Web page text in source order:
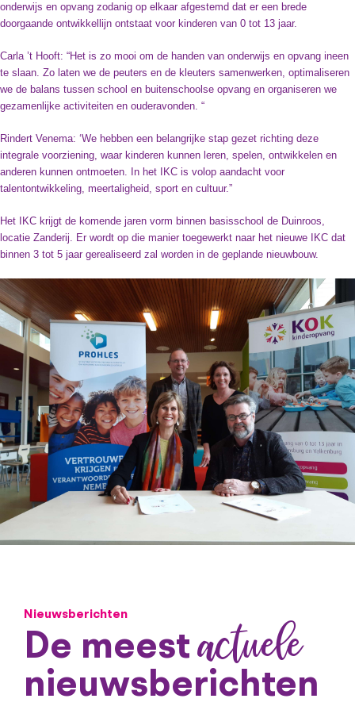
onderwijs en opvang zodanig op elkaar afgestemd dat er een brede
doorgaande ontwikkellijn ontstaat voor kinderen van 0 tot 13 jaar.
Carla ’t Hooft: “Het is zo mooi om de handen van onderwijs en opvang ineen
te slaan. Zo laten we de peuters en de kleuters samenwerken, optimaliseren
we de balans tussen school en buitenschoolse opvang en organiseren we
gezamenlijke activiteiten en ouderavonden. “
Rindert Venema: ‘We hebben een belangrijke stap gezet richting deze
integrale voorziening, waar kinderen kunnen leren, spelen, ontwikkelen en
anderen kunnen ontmoeten. In het IKC is volop aandacht voor
talentontwikkeling, meertaligheid, sport en cultuur.”
Het IKC krijgt de komende jaren vorm binnen basisschool de Duinroos,
locatie Zanderij. Er wordt op die manier toegewerkt naar het nieuwe IKC dat
binnen 3 tot 5 jaar gerealiseerd zal worden in de geplande nieuwbouw.
Nieuwsberichten
De meestactuele
nieuwsberichten